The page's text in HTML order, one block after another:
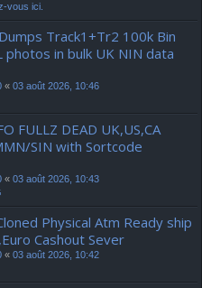
vous ici.
Track1+Tr2 100k Bin
photos in bulk UK NIN data
« 03 août 2026, 10:46
FULLZ DEAD UK,US,CA
SIN with Sortcode
« 03 août 2026, 10:43
Physical Atm Ready ship
Cashout Sever
« 03 août 2026, 10:42